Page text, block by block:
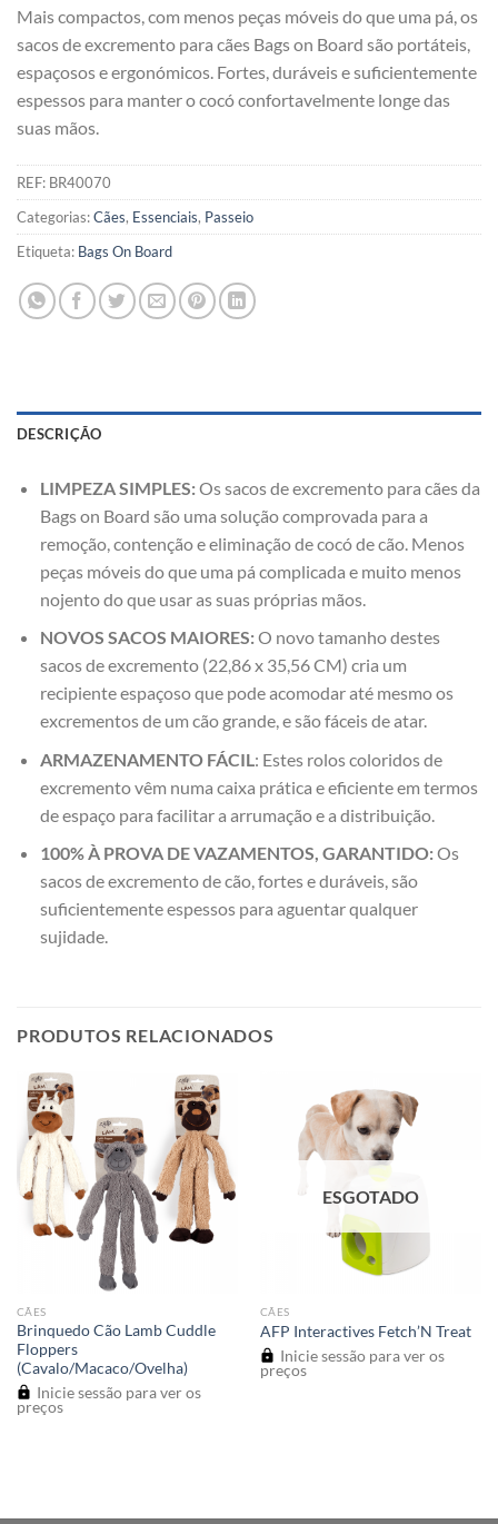
Mais compactos, com menos peças móveis do que uma pá, os
sacos de excremento para cães Bags on Board são portáteis,
espaçosos e ergonómicos. Fortes, duráveis e suficientemente
espessos para manter o cocó confortavelmente longe das
suas mãos.
REF: BR40070
Categorias:Cães, Essenciais, Passeio
Etiqueta: Bags On Board
DESCRIÇÃO
LIMPEZA SIMPLES:Os sacos de excremento para cães da
Bags on Board são uma solução comprovada para a
remoção, contenção e eliminação de cocó de cão. Menos
peças móveis do que uma pá complicada e muito menos
nojento do que usar as suas próprias mãos.
NOVOS SACOS MAIORES:O novo tamanho destes
sacos de excremento (22,86 x 35,56 CM) cria um
recipiente espaçoso que pode acomodar até mesmo os
excrementos de um cão grande, e são fáceis de atar.
ARMAZENAMENTO FÁCIL: Estes rolos coloridos de
excremento vêm numa caixa prática e eficiente em termos
de espaço para facilitar a arrumação e a distribuição.
100% À PROVA DE VAZAMENTOS, GARANTIDO:Os
sacos de excremento de cão, fortes e duráveis, são
suficientemente espessos para aguentar qualquer
sujidade.
PRODUTOS RELACIONADOS
CÃES
Brinquedo Cão Lamb Cuddle
Floppers
(Cavalo/Macaco/Ovelha)
Inicie sessão para ver os
preços
ESGOTADO
CÃES
AFP Interactives Fetch’N Treat
Inicie sessão para ver os
preços